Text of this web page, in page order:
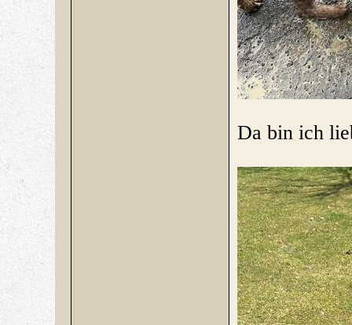
Da bin ich